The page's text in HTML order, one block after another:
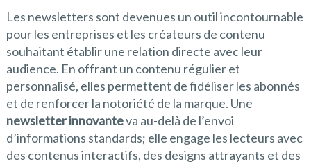
Les newsletters sont devenues un outil incontournable
pour les entreprises et les créateurs de contenu
souhaitant établir une relation directe avec leur
audience. En offrant un contenu régulier et
personnalisé, elles permettent de fidéliser les abonnés
et de renforcer la notoriété de la marque. Une
newsletter innovanteva au-delà de l’envoi
d’informations standards; elle engage les lecteurs avec
des contenus interactifs, des designs attrayants et des